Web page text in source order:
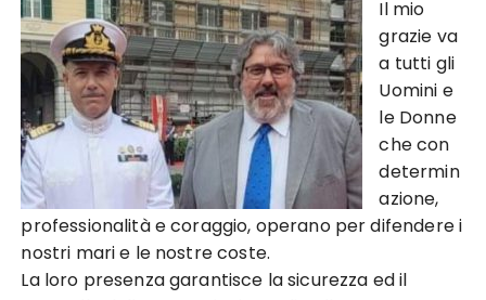
Il mio
grazie va
a tutti gli
Uomini e
le Donne
che con
determin
azione,
professionalità e coraggio, operano per difendere i
nostri mari e le nostre coste.
La loro presenza garantisce la sicurezza ed il